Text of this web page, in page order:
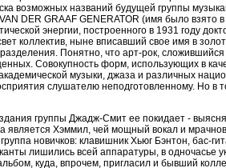
возможных названий будущей группы
DER GRAAF GENERATOR (имя было взято в
энергии, построенного в 1931 году
коллектив, ныне вписавший свое имя в
Понятно, что арт-рок,
Совокупность форм, использующих в
музыки, джаза и различных
слушателю неподготовленному. Но в
группы Джадж-Смит ее покидает -
является Хэммил, чей мощный вокал и
новичков: клавишник Хьюг Бэнтон, бас-
лишились всей аппаратуры, в
куда, впрочем, пригласил и бывший